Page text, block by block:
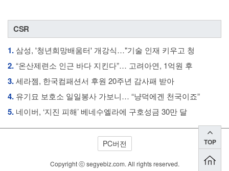
CSR
1.삼성, '청년희망배움터' 개강식…"기술 인재 키우고 청
2.“온산제련소 인근 바다 지킨다”… 고려아연, 1억원 후
3.세라젬, 한국컴패션서 후원 20주년 감사패 받아
4. 유기묘 보호소 일일봉사 가보니… “냥덕에겐 천국이죠”
5. 네이버, ‘지진 피해’ 베네수엘라에 구호성금 30만 달
PC버전
Copyright ⓒ segyebiz.com. All rights reserved.
TOP